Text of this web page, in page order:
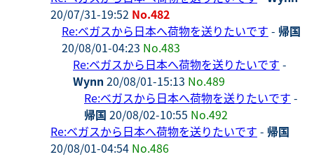
20/07/31-19:52 No.482
Re:ベガスから日本へ荷物を送りたいです - 帰国
20/08/01-04:23 No.483
Re:ベガスから日本へ荷物を送りたいです -
Wynn 20/08/01-15:13 No.489
Re:ベガスから日本へ荷物を送りたいです -
帰国 20/08/02-10:55 No.492
Re:ベガスから日本へ荷物を送りたいです - 帰国
20/08/01-04:54 No.486